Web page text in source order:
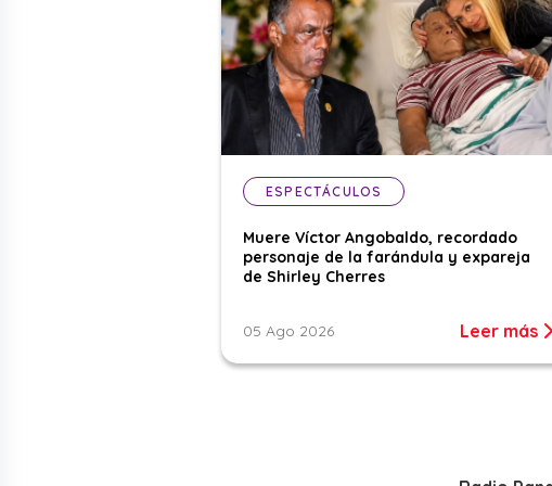
ESPECTÁCULOS
Muere Víctor Angobaldo, recordado
personaje de la farándula y expareja
de Shirley Cherres
05 Ago 2026 Leer más